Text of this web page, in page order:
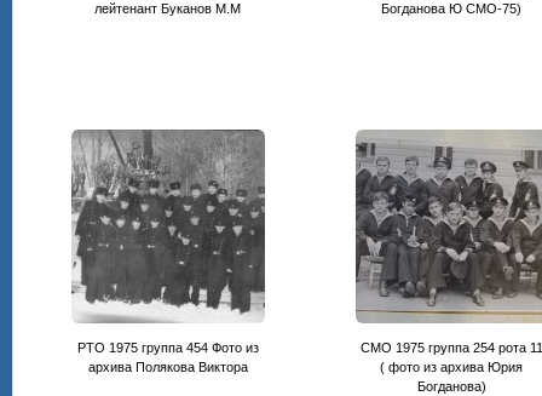
лейтенант Буканов М.М
Богданова Ю СМО-75)
РТО 1975 группа 454 Фото из
архива Полякова Виктора
СМО 1975 группа 254 рота 11
( фото из архива Юрия
Богданова)